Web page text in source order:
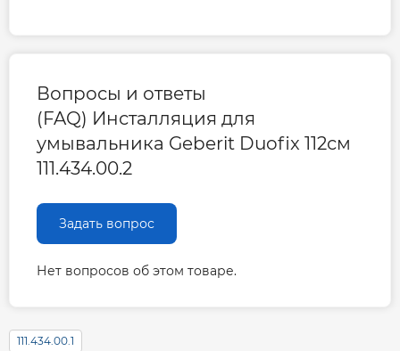
Вопросы и ответы
(FAQ) Инсталляция для
умывальника Geberit Duofix 112см
111.434.00.2
Задать вопрос
Нет вопросов об этом товаре.
111.434.00.1